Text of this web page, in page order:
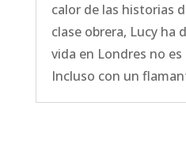
calor de las historias
clase obrera, Lucy ha
vida en Londres no es
Incluso con un